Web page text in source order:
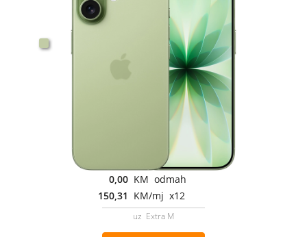
0,00 KM odmah
150,31 KM/mj x12
uz Extra M